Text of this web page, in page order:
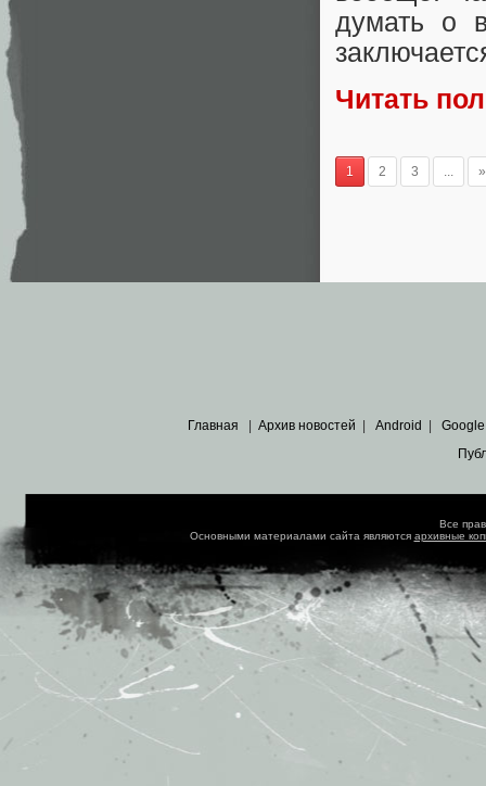
думать о
Читать
1 2 3 ... »
Главная Архив новостей Android Google
Все
Основными материалами сайта являются архивные